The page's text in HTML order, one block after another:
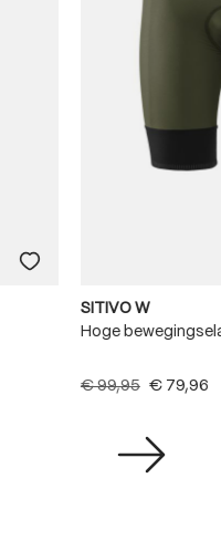
SITIVO W
Hoge
€ 99,95 € 79,96